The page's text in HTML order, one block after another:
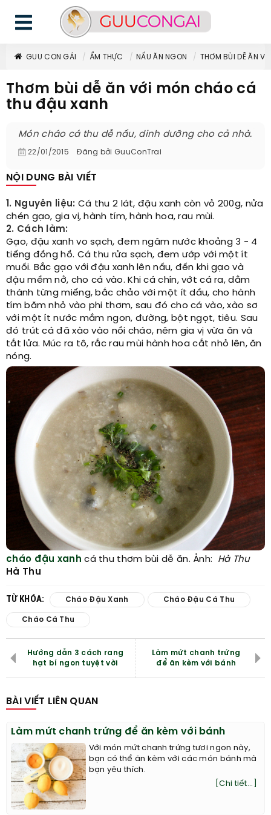
GUU CON GÁI ẨM THỰC NẤU ĂN NGON THƠM BÙI DỄ ĂN
Thơm bùi dễ ăn với món cháo cá
thu đậu xanh
Món cháo cá thu dễ nấu, dinh dưỡng cho cả nhà.
22/01/2015 Đăng bởi GuuConTrai
NỘI DUNG BÀI VIẾT
1. Nguyên liệu: Cá thu 2 lát, đậu xanh còn vỏ 200g, nửa
chén gạo, gia vị, hành tím, hành hoa, rau mùi.
2. Cách làm:
Gạo, đậu xanh vo sạch, đem ngâm nước khoảng 3 - 4
tiếng đồng hồ. Cá thu rửa sạch, đem ướp với một ít
muối. Bắc gạo với đậu xanh lên nấu, đến khi gạo và
đậu mềm nở, cho cá vào. Khi cá chín, vớt cá ra, dằm
thành từng miếng, bắc chảo với một ít dầu, cho hành
tím băm nhỏ vào phi thơm, sau đó cho cá vào, xào sơ
với một ít nước mắm ngon, đường, bột ngọt, tiêu. Sau
đó trút cá đã xào vào nồi cháo, nêm gia vị vừa ăn và
tắt lửa. Múc ra tô, rắc rau mùi hành hoa cắt nhỏ lên, ăn
nóng.
cháo đậu xanh cá thu thơm bùi dễ ăn. Ảnh: Hà Thu
Hà Thu
TỪ KHÓA: Cháo Đậu Xanh Cháo Đậu Cá Thu
Cháo Cá Thu
Hướng dẫn 3 cách rang
hạt bí ngon tuyệt vời
Làm mứt chanh trứng
để ăn kèm với bánh
BÀI VIẾT LIÊN QUAN
Làm mứt chanh trứng để ăn kèm với bánh
Với món mứt chanh trứng tươi ngon này,
bạn có thể ăn kèm với các món bánh mà
bạn yêu thích.
[Chi tiết...]